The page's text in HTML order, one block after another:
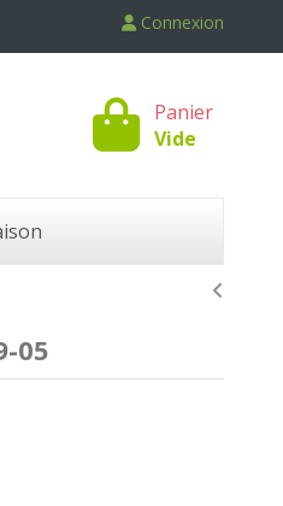
Connexion
Panier
Vide
05